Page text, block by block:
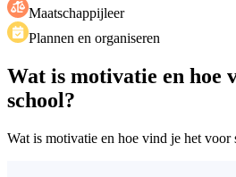
Maatschappijleer
Plannen en organiseren
Wat is motivatie en hoe
school?
Wat is motivatie en hoe vind je het voor